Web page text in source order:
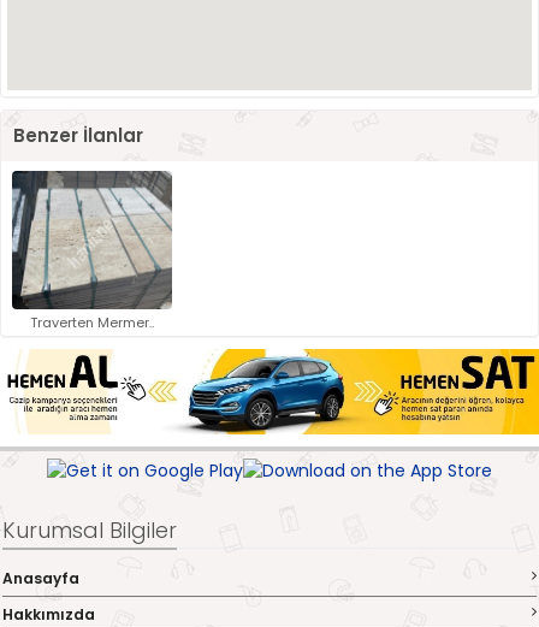
Benzer İlanlar
Traverten Mermer..
Kurumsal Bilgiler
Anasayfa
Hakkımızda